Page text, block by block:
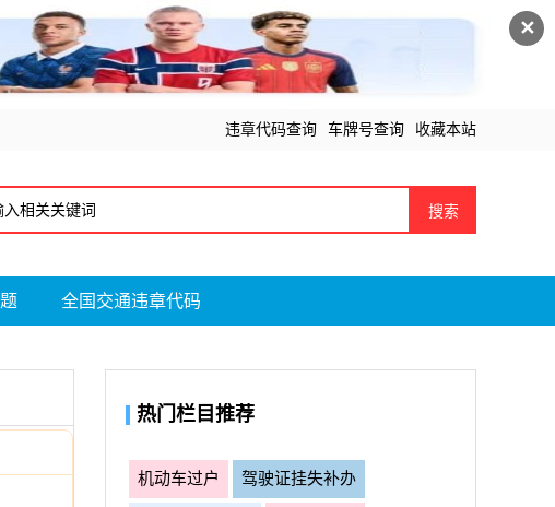
✕
违章代码查询 车牌号查询 收藏本站
搜索
全国交通违章代码
热门栏目推荐
机动车过户 驾驶证挂失补办